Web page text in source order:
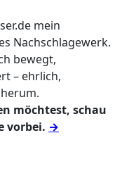
mein
Nachschlagewerk.
bewegt,
– ehrlich,
möchtest, schau
vorbei. →